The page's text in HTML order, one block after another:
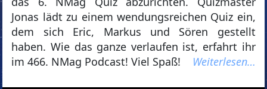
Jonas lädt zu einem wendungsreichen Quiz ein,
dem sich Eric, Markus und Sören gestellt
haben. Wie das ganze verlaufen ist, erfahrt ihr
im 466. NMag Podcast! Viel Spaß!
Weiterlesen…